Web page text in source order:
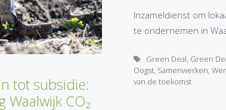
tot subsidie:
Waalwijk CO₂
Inzameldienst om
te ondernemen in
Tags
Green Deal Green
Oogst, Samenwerken
van de toekomst